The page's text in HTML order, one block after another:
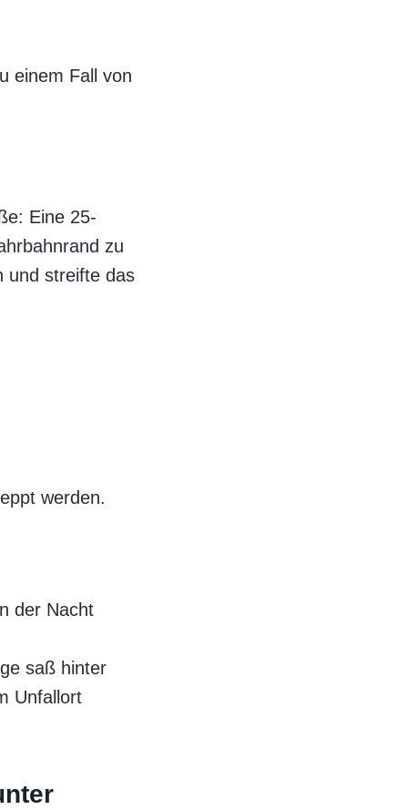
einem Fall von
Eine 25-
zu
und streifte das
werden.
der Nacht
saß hinter
Unfallort